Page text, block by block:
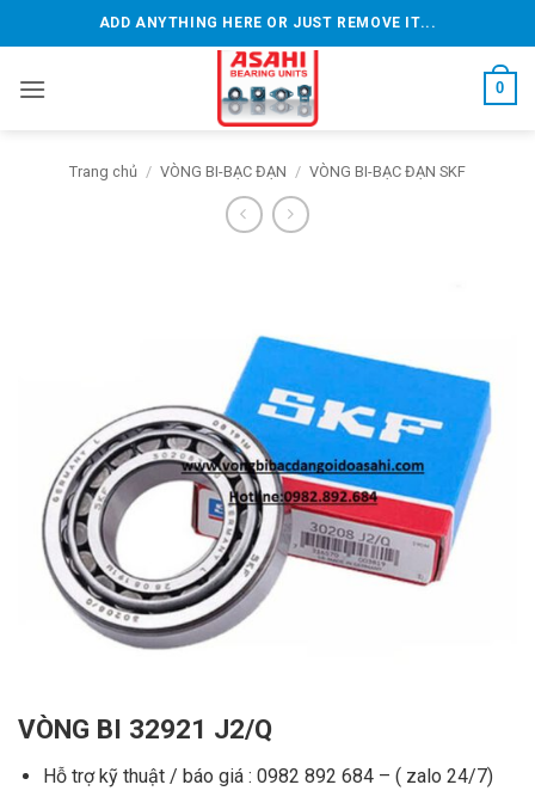
qua
dung
ADD ANYTHING HERE OR JUST REMOVE IT...
0
Trang chủ / VÒNG BI-BẠC ĐẠN / VÒNG BI-BẠC ĐẠN SKF
VÒNG BI 32921 J2/Q
Hỗ trợ kỹ thuật / báo giá : 0982 892 684 – ( zalo 24/7)